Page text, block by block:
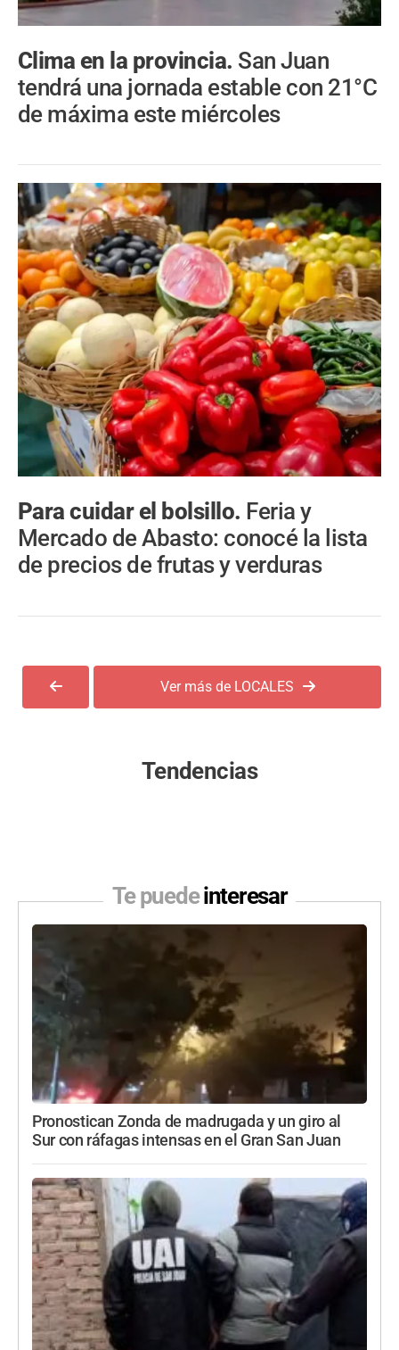
Clima en la provincia. San Juan
tendrá una jornada estable con 21°C
de máxima este miércoles
Para cuidar el bolsillo. Feria y
Mercado de Abasto: conocé la lista
de precios de frutas y verduras
Ver más de LOCALES
Tendencias
Te puedeinteresar
Pronostican Zonda de madrugada y un giro al
Sur con ráfagas intensas en el Gran San Juan